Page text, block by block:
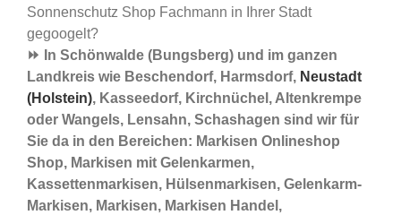
Sonnenschutz Shop Fachmann in Ihrer Stadt
gegoogelt?
⏩ In Schönwalde (Bungsberg) und im ganzen
Landkreis wie Beschendorf, Harmsdorf, Neustadt
(Holstein), Kasseedorf, Kirchnüchel, Altenkrempe
oder Wangels, Lensahn, Schashagen sind wir für
Sie da in den Bereichen: Markisen Onlineshop
Shop, Markisen mit Gelenkarmen,
Kassettenmarkisen, Hülsenmarkisen, Gelenkarm-
Markisen, Markisen, Markisen Handel,